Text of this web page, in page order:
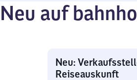
Neu auf
Neu:
Reiseauskunft